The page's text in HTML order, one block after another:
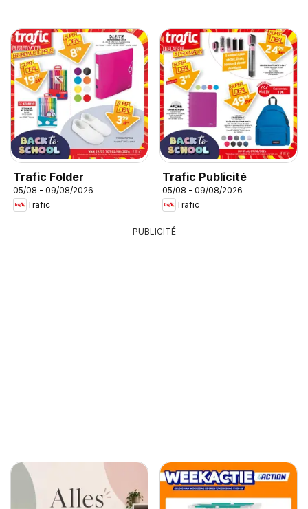
Trafic Folder
05/08 - 09/08/2026
Trafic
Trafic Publicité
05/08 - 09/08/2026
Trafic
PUBLICITÉ